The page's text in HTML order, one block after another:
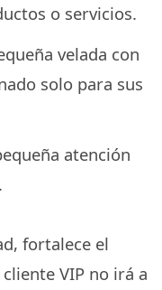
o servicios.
velada con
solo para sus
atención
fortalece el
VIP no irá a